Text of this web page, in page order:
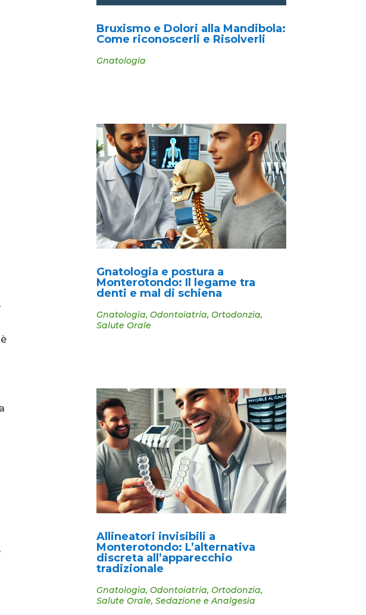
Bruxismo e Dolori alla Mandibola:
Come riconoscerli e Risolverli
Gnatologia
Gnatologia e postura a
Monterotondo: Il legame tra
denti e mal di schiena
Gnatologia, Odontoiatria, Ortodonzia,
Salute Orale
Allineatori invisibili a
Monterotondo: L’alternativa
discreta all’apparecchio
tradizionale
Gnatologia, Odontoiatria, Ortodonzia,
Salute Orale, Sedazione e Analgesia